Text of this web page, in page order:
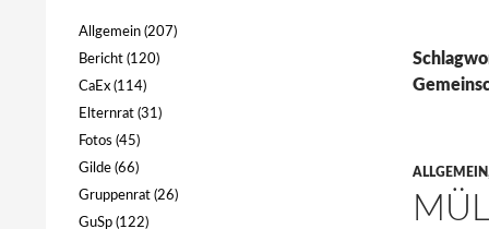
ALLGEMEIN
Ebelsberg Pichling
Allgemein (207)
Bericht (120)
CaEx (114)
Elternrat (31)
Fotos (45)
Gilde (66)
Gruppenrat (26)
GuSp (122)